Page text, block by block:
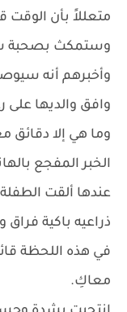
متعللاً بأن الوقت
وستمكث بصحبة
وأخبرهم أنه
وافق والديها على
وما هي إلا دقائق
الخبر المفجع
عندها ألقت
ذراعيه باكية
في هذه اللحظة
معاكِ.